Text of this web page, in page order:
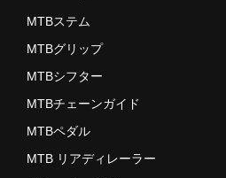
MTBペダル
ROADディレーラー
ROADブレーキ
MTBステム
MTBグリップ
MTBシフター
MTBチェーンガイド
MTBペダル
MTB リアディレーラー